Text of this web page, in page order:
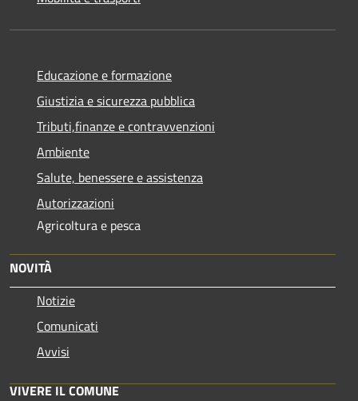
Educazione e formazione
Giustizia e sicurezza pubblica
Tributi,finanze e contravvenzioni
Ambiente
Salute, benessere e assistenza
Autorizzazioni
Agricoltura e pesca
NOVITÀ
Notizie
Comunicati
Avvisi
VIVERE IL COMUNE